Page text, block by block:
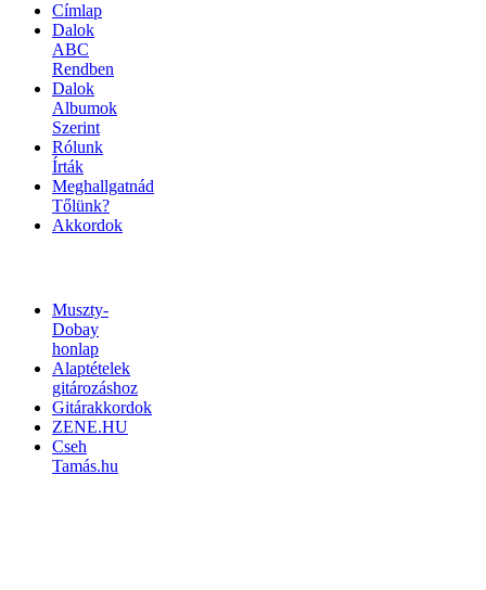
Címlap
Dalok
ABC
Rendben
Dalok
Albumok
Szerint
Rólunk
Írták
Meghallgatnád
Tőlünk?
Akkordok
Muszty-
Dobay
honlap
Alaptételek
gitározáshoz
Gitárakkordok
ZENE.HU
Cseh
Tamás.hu